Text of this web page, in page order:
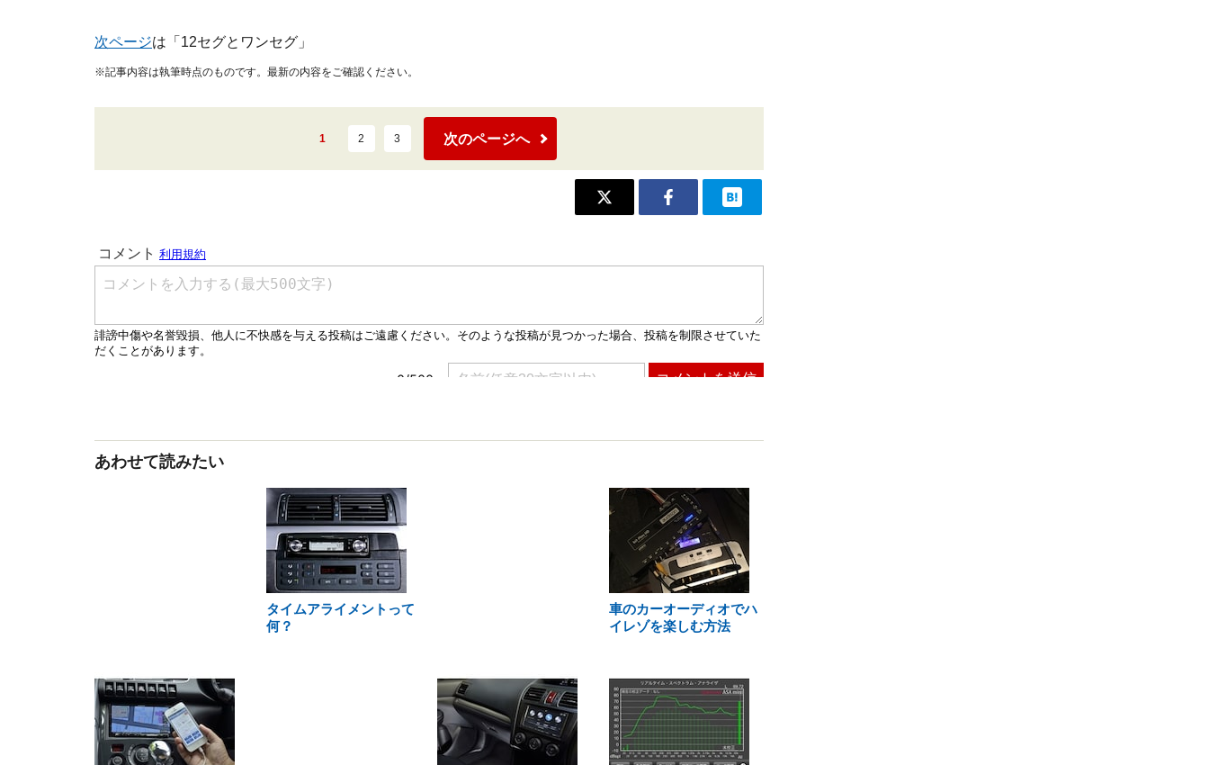
次ページは「12セグとワンセグ」
※記事内容は執筆時点のものです。最新の内容をご確認ください。
1 2 3 次のページへ
あわせて読みたい
タイムアライメントって
何？
車のカーオーディオでハ
イレゾを楽しむ方法